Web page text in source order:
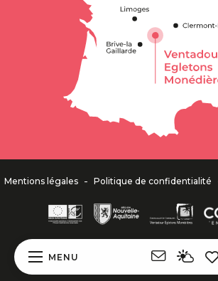
MENU
Mentions légales - Politique de confidentialité